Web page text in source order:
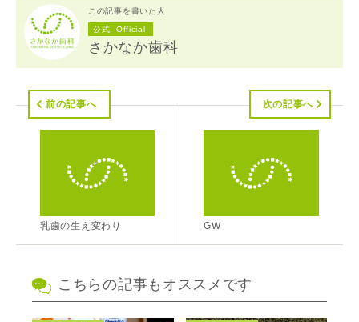
この記事を書いた人
公式 -Official-
さかなか歯科
前の記事へ
乳歯の生え変わり
次の記事へ
GW
こちらの記事もオススメです